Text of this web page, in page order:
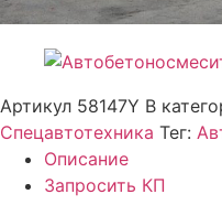
Артикул 58147Y В
Спецавтотехника Тег:
Описание
Запросить КП